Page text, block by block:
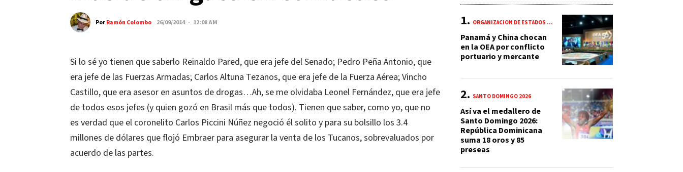
PorRamón Colombo 26/09/2014 · 12:08 AM
Si lo sé yo tienen que saberlo Reinaldo Pared, que era jefe del Senado; Pedro Peña Antonio, que
era jefe de las Fuerzas Armadas; Carlos Altuna Tezanos, que era jefe de la Fuerza Aérea; Vincho
Castillo, que era asesor en asuntos de drogas…Ah, se me olvidaba Leonel Fernández, que era jefe
de todos esos jefes (y quien gozó en Brasil más que todos). Tienen que saber, como yo, que no
es verdad que el coronelito Carlos Piccini Núñez negoció él solito y para su bolsillo los 3.4
millones de dólares que flojó Embraer para asegurar la venta de los Tucanos, sobrevaluados por
acuerdo de las partes.
ORGANIZACIÓN DE ESTADOS AMERICANOS (OEA)
Panamá y China chocan
en la OEA por conflicto
portuario y mercante
SANTO DOMINGO 2026
Así va el medallero de
Santo Domingo 2026:
República Dominicana
suma 18 oros y 85
preseas